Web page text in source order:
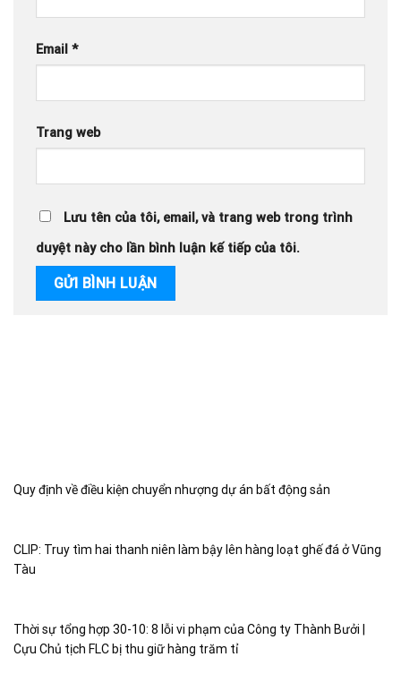
Email *
Trang web
Lưu tên của tôi, email, và trang web trong trình
duyệt này cho lần bình luận kế tiếp của tôi.
Quy định về điều kiện chuyển nhượng dự án bất động sản
CLIP: Truy tìm hai thanh niên làm bậy lên hàng loạt ghế đá ở Vũng
Tàu
Thời sự tổng hợp 30-10: 8 lỗi vi phạm của Công ty Thành Bưởi |
Cựu Chủ tịch FLC bị thu giữ hàng trăm tỉ